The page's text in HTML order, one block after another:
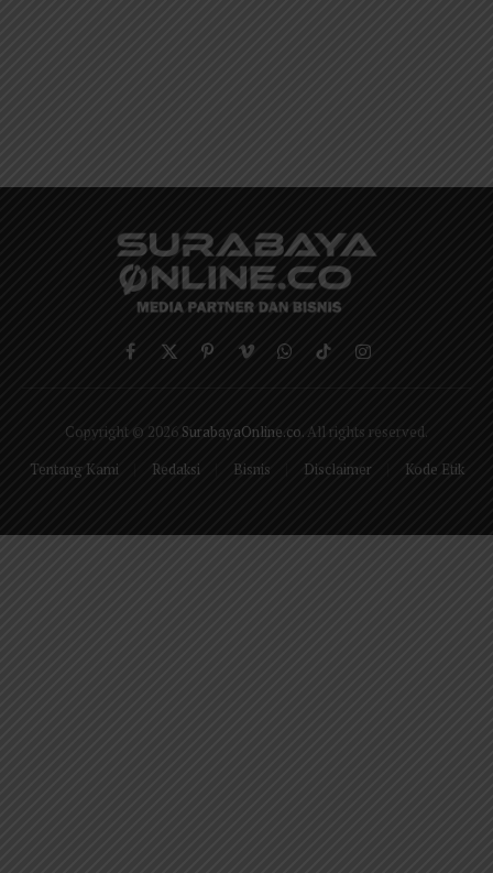
Facebook
X
PinterestVimeoWhatsApp
TikTokInstagram
Copyright © 2026 SurabayaOnline.co. All rights reserved.
Tentang Kami
Redaksi Bisnis Disclaimer Kode Etik